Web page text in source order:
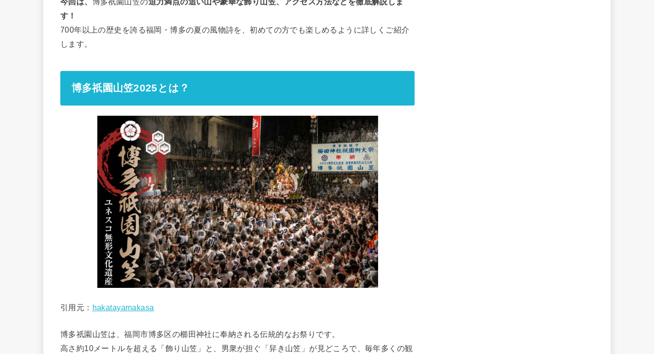
す！
700年以上の歴史を誇る福岡・博多の夏の風物詩を、初めての方でも楽しめるように詳しくご紹介
します。
博多祇園山笠2025とは？
引用元： hakatayamakasa
博多祇園山笠は、福岡市博多区の櫛田神社に奉納される伝統的なお祭りです。
高さ約10メートルを超える「飾り山笠」と、男衆が担ぐ「舁き山笠」が見どころで、毎年多くの観